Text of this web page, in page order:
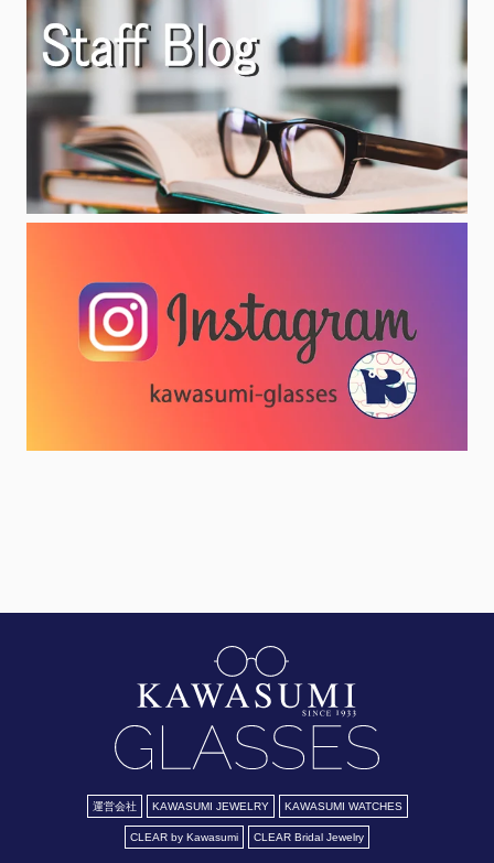
運営会社 KAWASUMI JEWELRY KAWASUMI WATCHES
CLEAR by Kawasumi CLEAR Bridal Jewelry